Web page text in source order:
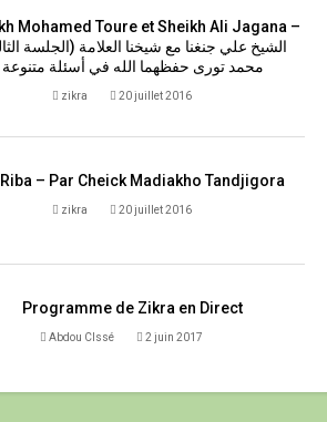
Mohamed Toure et Sheikh Ali Jagana –
محمد تورى حفظهما الله في أسئلة متنوعة
zikra 20 juillet 2016
Riba – Par Cheick Madiakho Tandjigora
zikra 20 juillet 2016
Programme de Zikra en Direct
Abdou CIssé 2 juin 2017